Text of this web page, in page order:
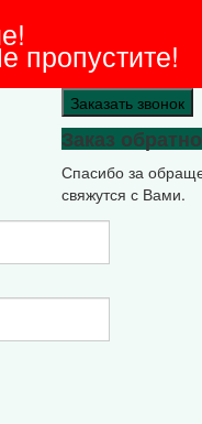
пропустите!
Заказать звонок
Заказ
Спасибо за
свяжутся с Вами.